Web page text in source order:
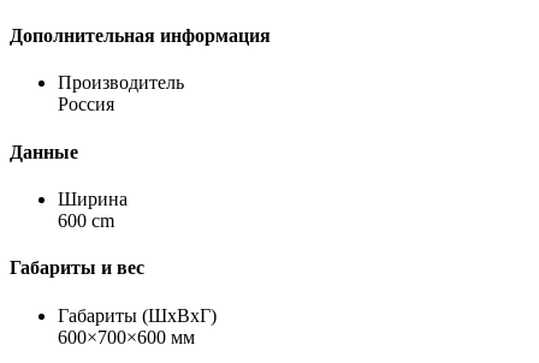
Дополнительная информация
Производитель
Россия
Данные
Ширина
600 cm
Габариты и вес
Габариты (ШхВхГ)
600×700×600 мм